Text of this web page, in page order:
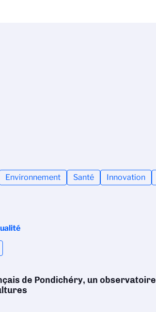
Environnement Santé Innovation
de Pondichéry, un observatoire